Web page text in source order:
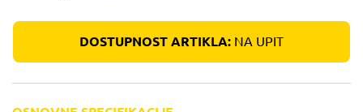
DOSTUPNOST ARTIKLA: NA UPIT